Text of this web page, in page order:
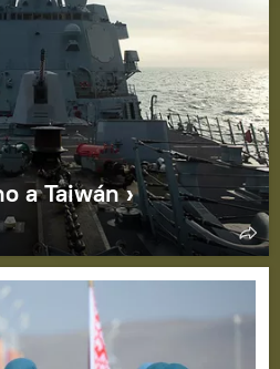
a Taiwán ›